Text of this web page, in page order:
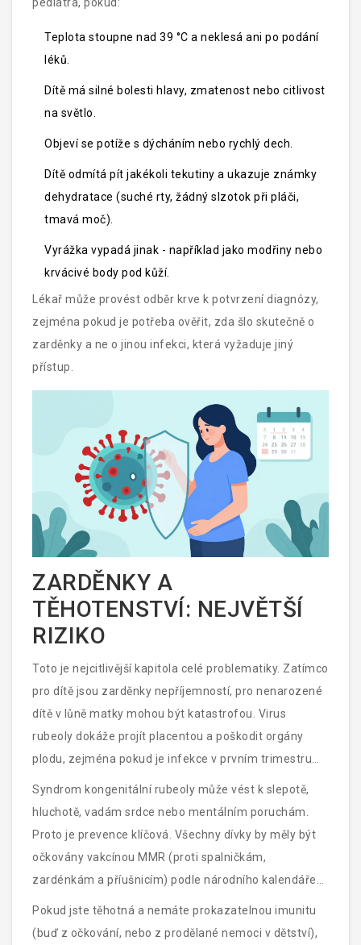
pediatra, pokud:
Teplota stoupne nad 39 °C a neklesá ani po podání
léků.
Dítě má silné bolesti hlavy, zmatenost nebo citlivost
na světlo.
Objeví se potíže s dýcháním nebo rychlý dech.
Dítě odmítá pít jakékoli tekutiny a ukazuje známky
dehydratace (suché rty, žádný slzotok při pláči,
tmavá moč).
Vyrážka vypadá jinak - například jako modřiny nebo
krvácivé body pod kůží.
Lékař může provést odběr krve k potvrzení diagnózy,
zejména pokud je potřeba ověřit, zda šlo skutečně o
zarděnky a ne o jinou infekci, která vyžaduje jiný
přístup.
ZARDĚNKY A
TĚHOTENSTVÍ: NEJVĚTŠÍ
RIZIKO
Toto je nejcitlivější kapitola celé problematiky. Zatímco
pro dítě jsou zarděnky nepříjemností, pro nenarozené
dítě v lůně matky mohou být katastrofou. Virus
rubeoly dokáže projít placentou a poškodit orgány
plodu, zejména pokud je infekce v prvním trimestru
těhotenství.
Syndrom kongenitální rubeoly může vést k slepotě,
hluchotě, vadám srdce nebo mentálním poruchám.
Proto je prevence klíčová. Všechny dívky by měly být
očkovány vakcínou MMR (proti spalničkám,
zardénkám a příušnicím) podle národního kalendáře
očkování. Očkování poskytuje dlouhodobou imunitu.
Pokud jste těhotná a nemáte prokazatelnou imunitu
(buď z očkování, nebo z prodělané nemoci v dětství),